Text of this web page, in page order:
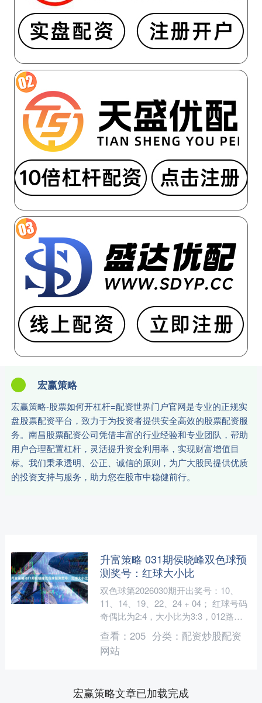
宏赢策略
宏赢策略-股票如何开杠杆=配资世界门户官网是专业的正规实
盘股票配资平台，致力于为投资者提供安全高效的股票配资服
务。南昌股票配资公司凭借丰富的行业经验和专业团队，帮助
用户合理配置杠杆，灵活提升资金利用率，实现财富增值目
标。我们秉承透明、公正、诚信的原则，为广大股民提供优质
的投资支持与服务，助力您在股市中稳健前行。
升富策略 031期侯晓峰双色球预
测奖号：红球大小比
双色球第2026030期开出奖号：10、
11、14、19、22、24 + 04； 红球号码
奇偶比为2:4，大小比为3:3，012路比
为1:3:2，和值为100，....
查看： 205 分类： 配资炒股配资
网站
宏赢策略文章已加载完成